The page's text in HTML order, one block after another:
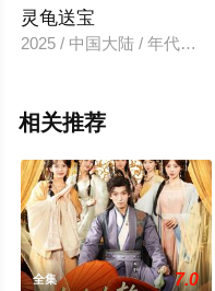
灵龟送宝
2025 / 中国大陆 / 年代穿越
相关推荐
全集 7.0